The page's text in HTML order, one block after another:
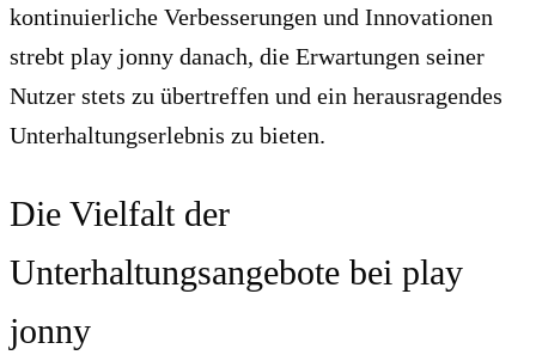
kontinuierliche Verbesserungen und Innovationen
strebt play jonny danach, die Erwartungen seiner
Nutzer stets zu übertreffen und ein herausragendes
Unterhaltungserlebnis zu bieten.
Die Vielfalt der
Unterhaltungsangebote bei play
jonny